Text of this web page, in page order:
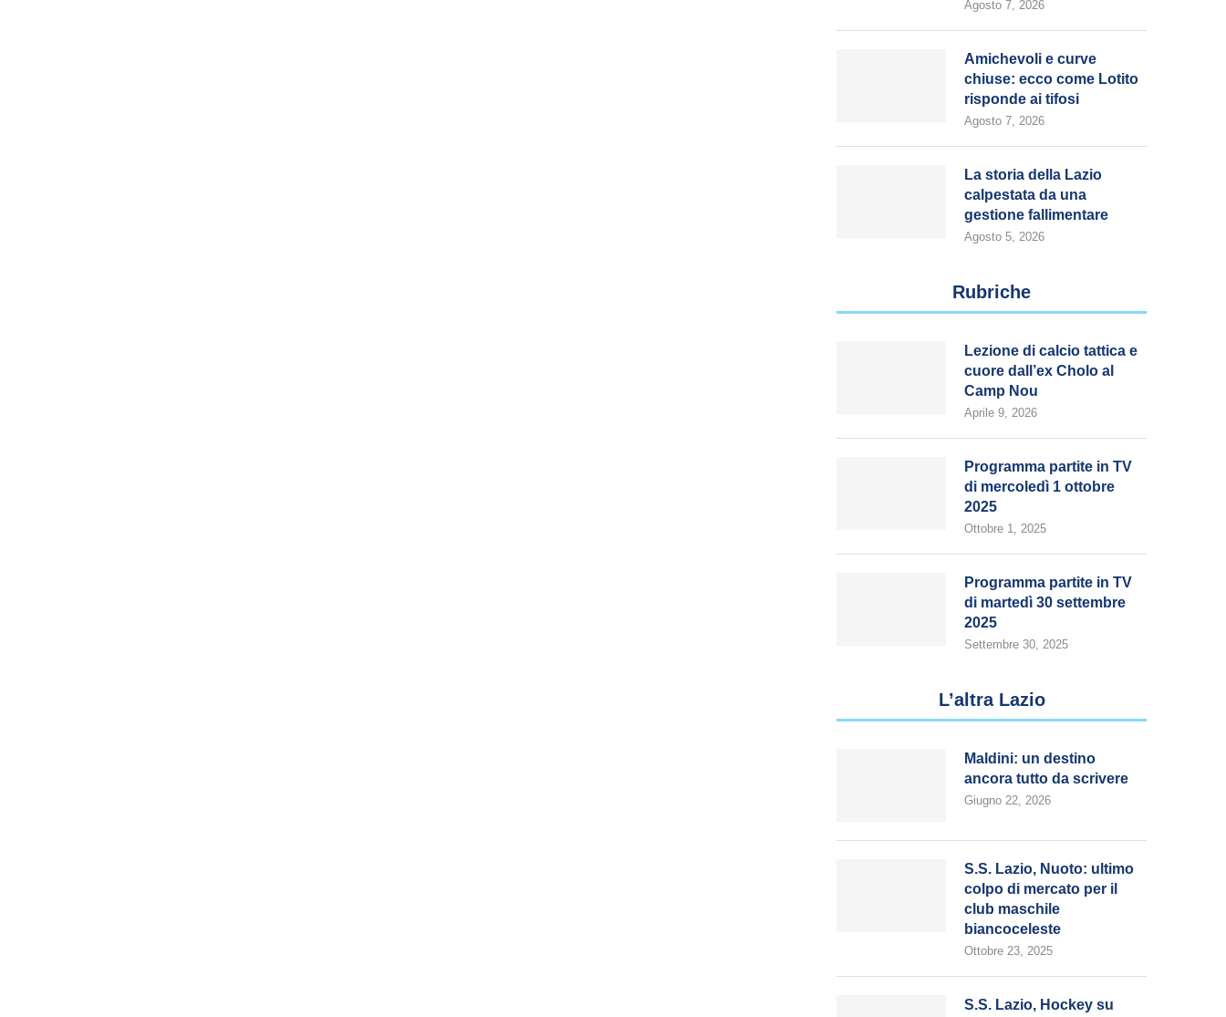
Agosto 7, 2026
Amichevoli e curve
chiuse: ecco come Lotito
risponde ai tifosi
Agosto 7, 2026
La storia della Lazio
calpestata da una
gestione fallimentare
Agosto 5, 2026
Rubriche
Lezione di calcio tattica e
cuore dall’ex Cholo al
Camp Nou
Aprile 9, 2026
Programma partite in TV
di mercoledì 1 ottobre
2025
Ottobre 1, 2025
Programma partite in TV
di martedì 30 settembre
2025
Settembre 30, 2025
L’altra Lazio
Maldini: un destino
ancora tutto da scrivere
Giugno 22, 2026
S.S. Lazio, Nuoto: ultimo
colpo di mercato per il
club maschile
biancoceleste
Ottobre 23, 2025
S.S. Lazio, Hockey su